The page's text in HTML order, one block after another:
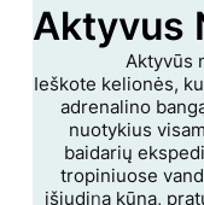
Aktyvus
Aktyvūs
Ieškote kelionės,
adrenalino
nuotykius
baidarių
tropiniuose
išjudina kūną,